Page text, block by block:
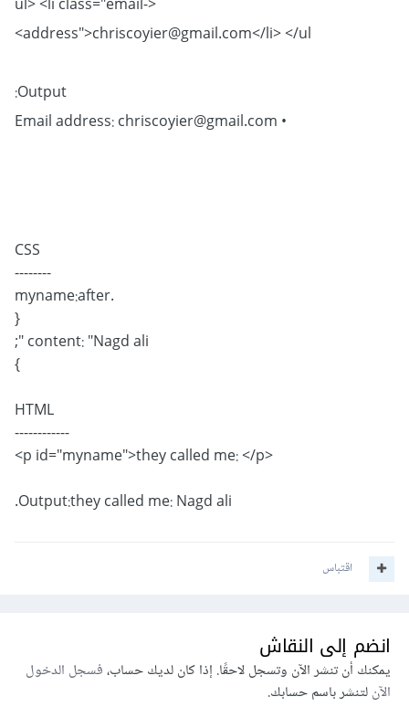
<ul> <li class="email-
address">chriscoyier@gmail.com</li> </ul>
Output:
• Email address: chriscoyier@gmail.com
CSS
--------
{
content: "Nagd ali ";
}
HTML
------------
<p id="myname">they called me: </p>
Output:they called me: Nagd ali.
اقتباس
انضم إلى النقاش
يمكنك أن تنشر الآن وتسجل لاحقًا. إذا كان لديك حساب،فسجل الدخول
الآنلتنشر باسم حسابك.